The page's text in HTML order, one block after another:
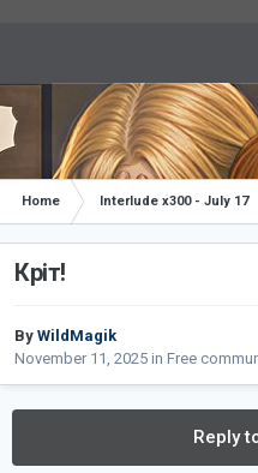
Home Interlude x300 - July 17
Кріт!
By WildMagik
November 11, 2025 in Free
Reply